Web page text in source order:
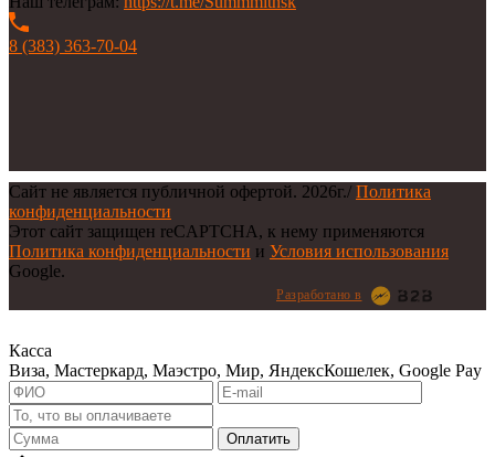
8 (383) 363-70-04
Сайт не является публичной офертой. 2026г./ Политика
конфиденциальности
Этот сайт защищен reCAPTCHA, к нему применяются
Политика конфиденциальности и Условия использования
Google.
Разработано в
Касса
Виза, Мастеркард, Маэстро, Мир, ЯндексКошелек, Google Pay
Оплатить